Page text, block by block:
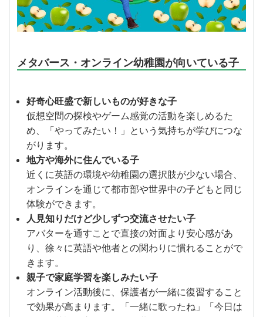
メタバース・オンライン幼稚園が向いている子
好奇心旺盛で新しいものが好きな子
仮想空間の探検やゲーム感覚の活動を楽しめるた
め、「やってみたい！」という気持ちが学びにつな
がります。
地方や海外に住んでいる子
近くに英語の環境や幼稚園の選択肢が少ない場合、
オンラインを通じて都市部や世界中の子どもと同じ
体験ができます。
人見知りだけど少しずつ交流させたい子
アバターを通すことで直接の対面より安心感があ
り、徐々に英語や他者との関わりに慣れることがで
きます。
親子で家庭学習を楽しみたい子
オンライン活動後に、保護者が一緒に復習すること
で効果が高まります。「一緒に歌ったね」「今日は